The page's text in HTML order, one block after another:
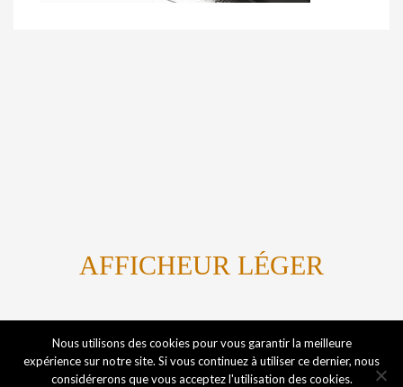
AFFICHEUR LÉGER
Nous utilisons des cookies pour vous garantir la meilleure
expérience sur notre site. Si vous continuez à utiliser ce dernier, nous
considérerons que vous acceptez l'utilisation des cookies.